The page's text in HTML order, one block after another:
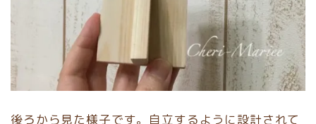
後ろから見た様子です。自立するように設計されて